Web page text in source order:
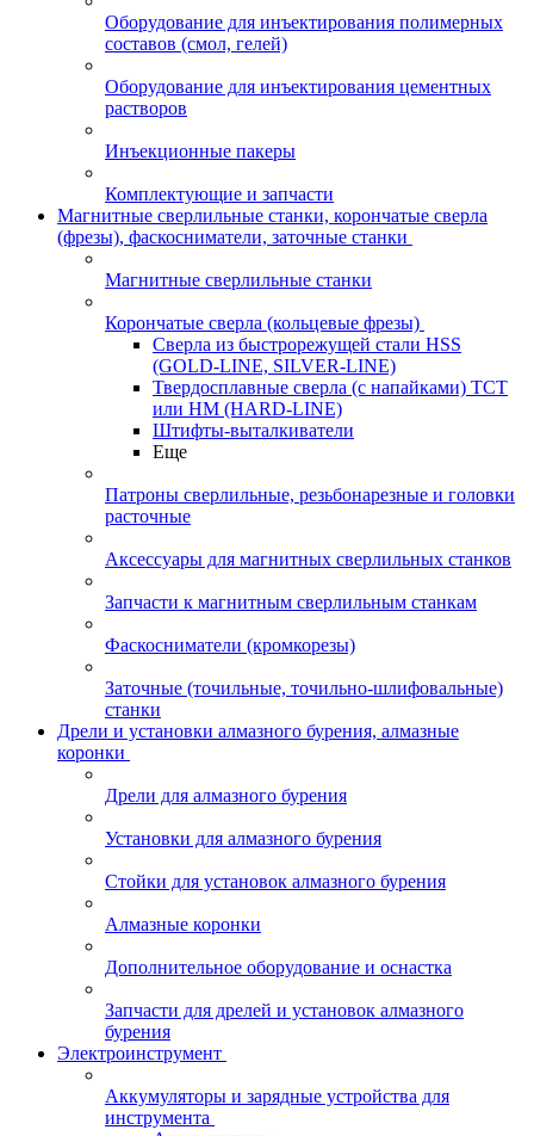
Оборудование для инъектирования полимерных
составов (смол, гелей)
Оборудование для инъектирования цементных
растворов
Инъекционные пакеры
Комплектующие и запчасти
Магнитные сверлильные станки, корончатые сверла
(фрезы), фаскосниматели, заточные станки
Магнитные сверлильные станки
Корончатые сверла (кольцевые фрезы)
Сверла из быстрорежущей стали HSS
(GOLD-LINE, SILVER-LINE)
Твердосплавные сверла (с напайками) ТСТ
или HM (HARD-LINE)
Штифты-выталкиватели
Еще
Патроны сверлильные, резьбонарезные и головки
расточные
Аксессуары для магнитных сверлильных станков
Запчасти к магнитным сверлильным станкам
Фаскосниматели (кромкорезы)
Заточные (точильные, точильно-шлифовальные)
станки
Дрели и установки алмазного бурения, алмазные
коронки
Дрели для алмазного бурения
Установки для алмазного бурения
Стойки для установок алмазного бурения
Алмазные коронки
Дополнительное оборудование и оснастка
Запчасти для дрелей и установок алмазного
бурения
Электроинструмент
Аккумуляторы и зарядные устройства для
инструмента